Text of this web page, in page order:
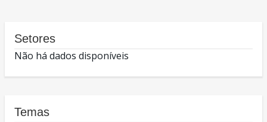
Setores
Não há dados disponíveis
Temas